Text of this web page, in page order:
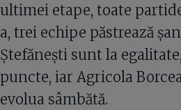
ultimei etape, toate
a, trei echipe păstrează
Ștefănești sunt la
puncte, iar Agricola
evolua sâmbătă.